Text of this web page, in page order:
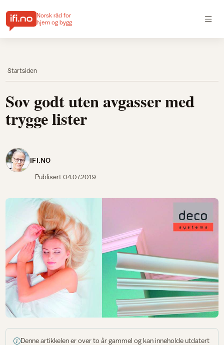
Norsk råd for
hjem og bygg
Startsiden
Sov godt uten avgasser med
trygge lister
IFI.NO
Publisert04.07.2019
Denne artikkelen er over to år gammel og kan inneholde utdatert